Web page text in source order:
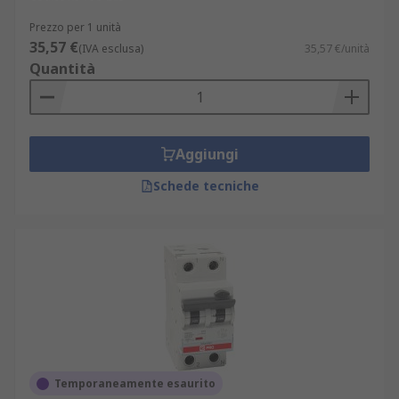
spedizione variano da 1 a 3 giorni lavorativi,
permettendoti di acquistare in tutta tranquillità e
ricevere i tuoi interruttori magnetotermici
differenziali RCBO nei tempi più adatti al tuo
progetto.
Prezzo per 1 unità
35,57 €(IVA esclusa) 35,57 €/unità
Quantità
Aggiungi
Schede tecniche
Temporaneamente esaurito